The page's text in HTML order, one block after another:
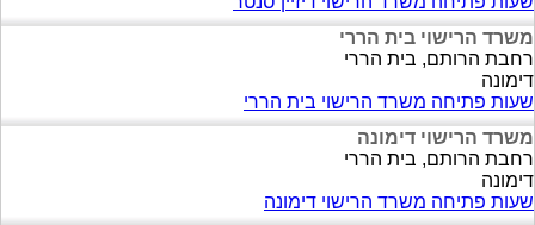
משרד הרישוי בית הררי
רחבת הרותם, בית הררי
דימונה
שעות פתיחה משרד הרישוי בית הררי
משרד הרישוי דימונה
רחבת הרותם, בית הררי
דימונה
שעות פתיחה משרד הרישוי דימונה